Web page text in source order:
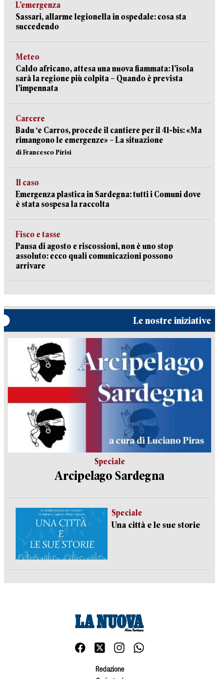
L’emergenza
Sassari, allarme legionella in ospedale: cosa sta
succedendo
Meteo
Caldo africano, attesa una nuova fiammata: l’isola
sarà la regione più colpita – Quando è prevista
l’impennata
Carcere
Badu ‘e Carros, procede il cantiere per il 41-bis: «Ma
rimangono le emergenze» – La situazione
di Francesco Pirisi
Il caso
Emergenza plastica in Sardegna: tutti i Comuni dove
è stata sospesa la raccolta
Fisco e tasse
Pausa di agosto e riscossioni, non è uno stop
assoluto: ecco quali comunicazioni possono
arrivare
Le nostre iniziative
Speciale
Arcipelago Sardegna
Speciale
Una città e le sue storie
Redazione